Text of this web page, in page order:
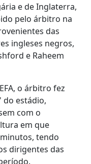
e de Inglaterra,
pelo árbitro na
das
ingleses negros,
e Raheem
o árbitro fez
do estádio,
com o
em que
tendo
dirigentes das